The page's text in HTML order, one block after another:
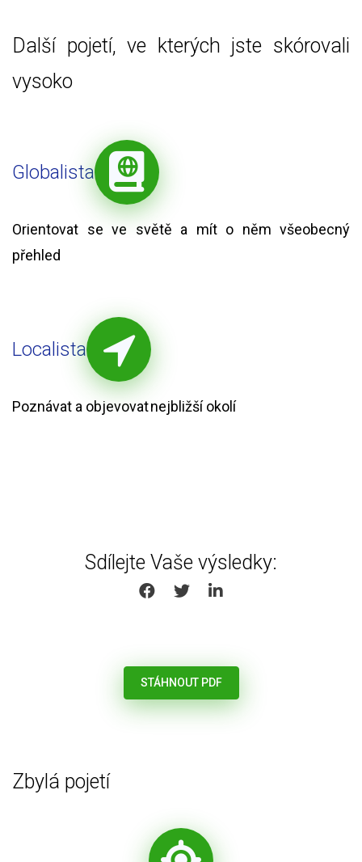
Další pojetí, ve kterých jste skórovali
vysoko
Globalista
Orientovat se ve světě a mít o něm všeobecný
přehled
Localista
Poznávat a objevovat nejbližší okolí
Sdílejte Vaše výsledky:
SHARE ON FACEBOOK
SHARE ON TWITTER
SHARE ON LINKEDIN
STÁHNOUT PDF
Zbylá pojetí